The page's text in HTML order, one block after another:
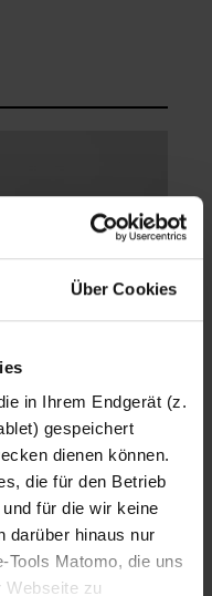
Über Cookies
in Ihrem Endgerät (z.
gespeichert
dienen können.
die für den Betrieb
für die wir keine
darüber hinaus nur
Matomo, die uns
Webseite zu
Lorenz